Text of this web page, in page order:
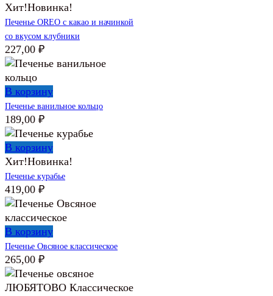
Хит!Новинка!
Печенье OREO с какао и начинкой
со вкусом клубники
227,00 ₽
В корзину
Печенье ванильное кольцо
189,00 ₽
В корзину
Хит!Новинка!
Печенье курабье
419,00 ₽
В корзину
Печенье Овсяное классическое
265,00 ₽